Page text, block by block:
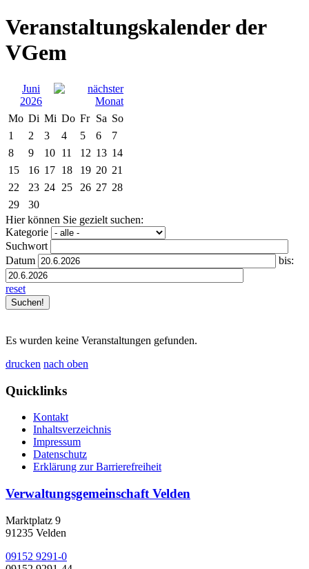
Veranstaltungskalender der
VGem
Juni
2026
Mo Di Mi Do Fr Sa So
1
2 3 4 5 6
7
8
9 10 11 12 13 14
15
16 17 18 19 20 21
22
23 24 25 26 27 28
29
30
Hier können Sie gezielt suchen:
Kategorie
Suchwort
Datum
bis:
reset
Es wurden keine Veranstaltungen gefunden.
drucken nach oben
Quicklinks
Kontakt
Inhaltsverzeichnis
Impressum
Datenschutz
Erklärung zur Barrierefreiheit
Verwaltungsgemeinschaft Velden
Marktplatz 9
91235 Velden
09152 9291-0